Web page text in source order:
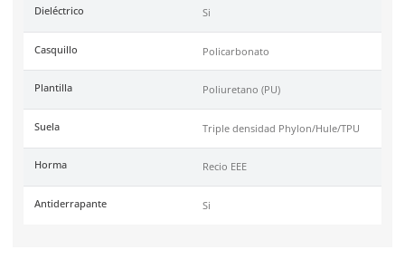
Industrias
Recomendaciones
Condiciones limpias,
Tallas 25 al 30
Unidad de venta